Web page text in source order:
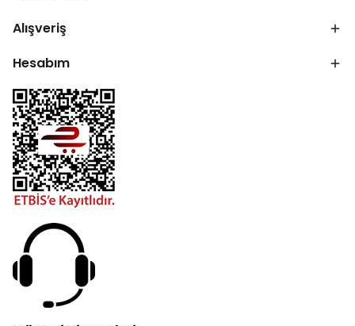
Alışveriş
Hesabım